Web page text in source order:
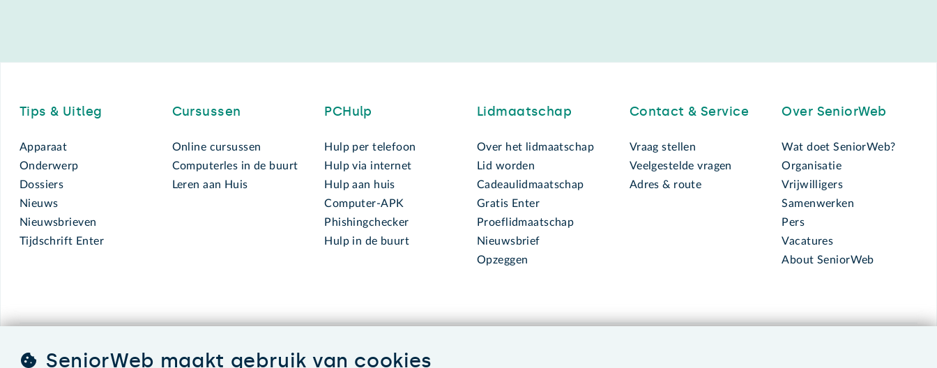
Tips & Uitleg
Apparaat
Onderwerp
Dossiers
Nieuws
Nieuwsbrieven
Tijdschrift Enter
Cursussen
Online cursussen
Computerles in de buurt
Leren aan Huis
PCHulp
Hulp per telefoon
Hulp via internet
Hulp aan huis
Computer-APK
Phishingchecker
Hulp in de buurt
Lidmaatschap
Over het lidmaatschap
Lid worden
Cadeaulidmaatschap
Gratis Enter
Proeflidmaatschap
Nieuwsbrief
Opzeggen
Contact & Service
Vraag stellen
Veelgestelde vragen
Adres & route
Over SeniorWeb
Wat doet SeniorWeb?
Organisatie
Vrijwilligers
Samenwerken
Pers
Vacatures
About SeniorWeb
SeniorWeb.De computerhulp voor u.
SeniorWeb maakt gebruik van cookies